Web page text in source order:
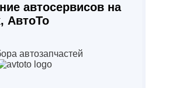
автосервисов на
АвтоТо
автозапчастей